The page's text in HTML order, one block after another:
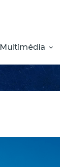
Multimédia